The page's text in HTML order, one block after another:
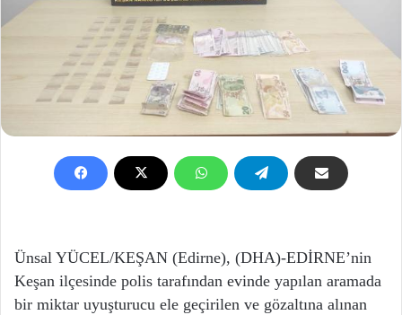
Ünsal YÜCEL/KEŞAN (Edirne), (DHA)-EDİRNE’nin
Keşan ilçesinde polis tarafından evinde yapılan aramada
bir miktar uyuşturucu ele geçirilen ve gözaltına alınan